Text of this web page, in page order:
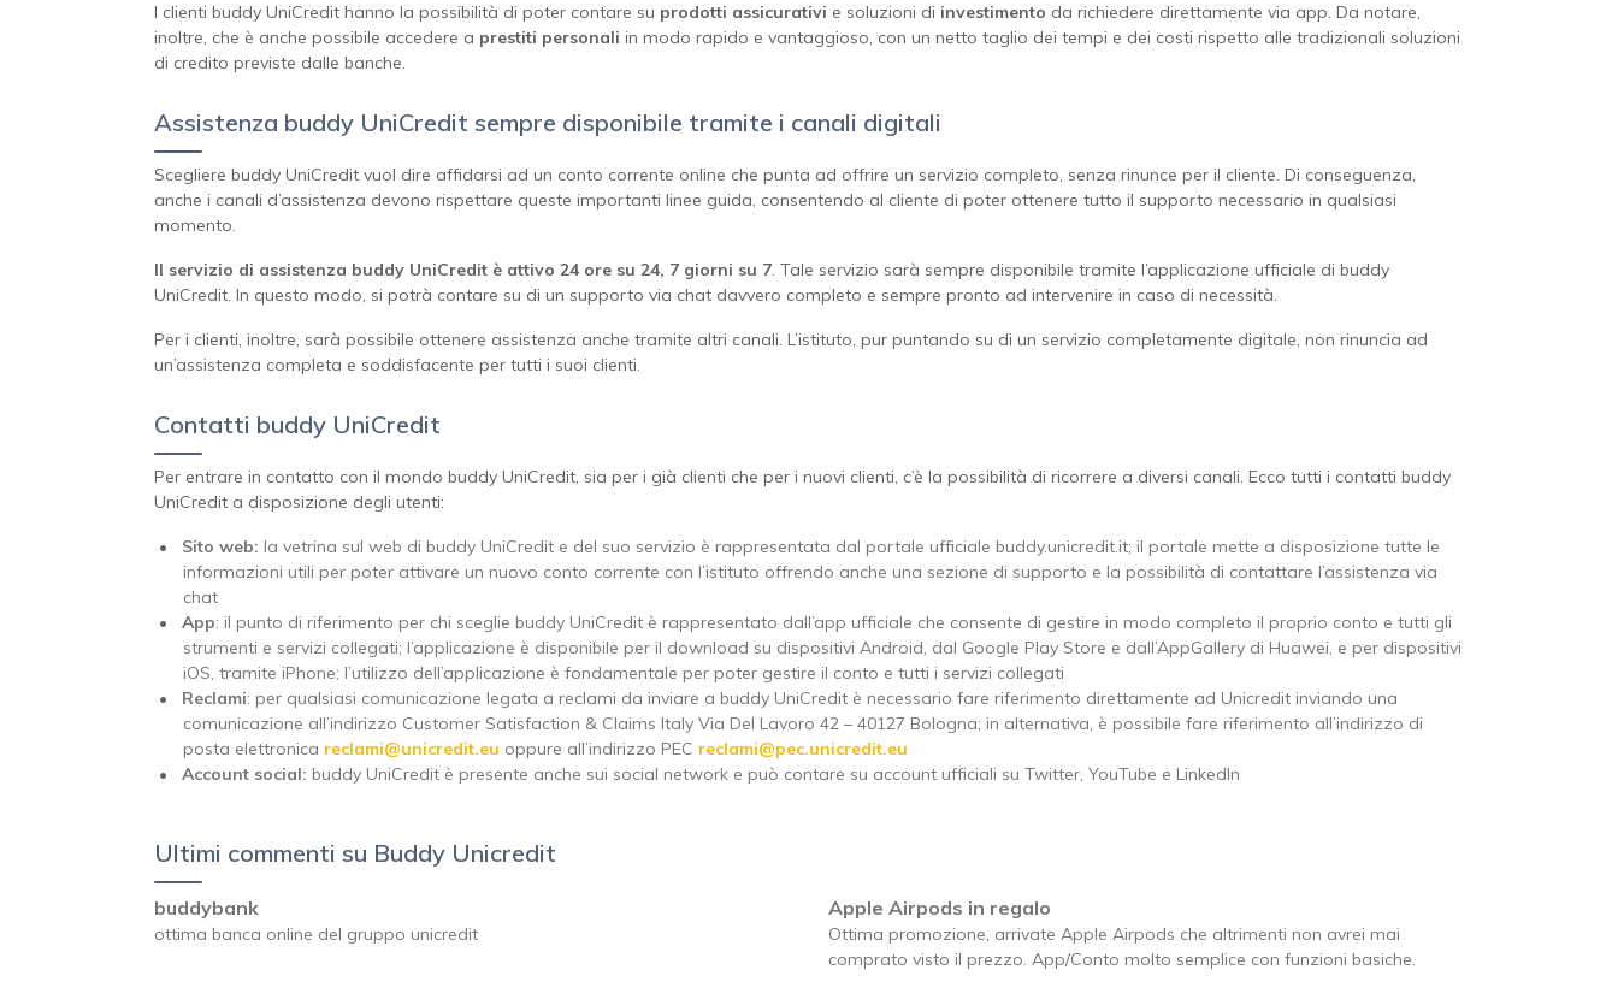
I clienti buddy UniCredit hanno la possibilità di poter contare su prodotti assicurativi e soluzioni di investimento da richiedere direttamente via app. Da notare,
inoltre, che è anche possibile accedere a prestiti personali in modo rapido e vantaggioso, con un netto taglio dei tempi e dei costi rispetto alle tradizionali soluzioni
di credito previste dalle banche.
Assistenza buddy UniCredit sempre disponibile tramite i canali digitali
Scegliere buddy UniCredit vuol dire affidarsi ad un conto corrente online che punta ad offrire un servizio completo, senza rinunce per il cliente. Di conseguenza,
anche i canali d’assistenza devono rispettare queste importanti linee guida, consentendo al cliente di poter ottenere tutto il supporto necessario in qualsiasi
momento.
Il servizio di assistenza buddy UniCredit è attivo 24 ore su 24, 7 giorni su 7. Tale servizio sarà sempre disponibile tramite l’applicazione ufficiale di buddy
UniCredit. In questo modo, si potrà contare su di un supporto via chat davvero completo e sempre pronto ad intervenire in caso di necessità.
Per i clienti, inoltre, sarà possibile ottenere assistenza anche tramite altri canali. L’istituto, pur puntando su di un servizio completamente digitale, non rinuncia ad
un’assistenza completa e soddisfacente per tutti i suoi clienti.
Contatti buddy UniCredit
Per entrare in contatto con il mondo buddy UniCredit, sia per i già clienti che per i nuovi clienti, c’è la possibilità di ricorrere a diversi canali. Ecco tutti i contatti buddy
UniCredit a disposizione degli utenti:
Sito web: la vetrina sul web di buddy UniCredit e del suo servizio è rappresentata dal portale ufficiale buddy.unicredit.it; il portale mette a disposizione tutte le
informazioni utili per poter attivare un nuovo conto corrente con l’istituto offrendo anche una sezione di supporto e la possibilità di contattare l’assistenza via
chat
App: il punto di riferimento per chi sceglie buddy UniCredit è rappresentato dall’app ufficiale che consente di gestire in modo completo il proprio conto e tutti gli
strumenti e servizi collegati; l’applicazione è disponibile per il download su dispositivi Android, dal Google Play Store e dall’AppGallery di Huawei, e per dispositivi
iOS, tramite iPhone; l’utilizzo dell’applicazione è fondamentale per poter gestire il conto e tutti i servizi collegati
Reclami: per qualsiasi comunicazione legata a reclami da inviare a buddy UniCredit è necessario fare riferimento direttamente ad Unicredit inviando una
comunicazione all’indirizzo Customer Satisfaction & Claims Italy Via Del Lavoro 42 – 40127 Bologna; in alternativa, è possibile fare riferimento all’indirizzo di
posta elettronica reclami@unicredit.eu oppure all’indirizzo PEC reclami@pec.unicredit.eu
Account social: buddy UniCredit è presente anche sui social network e può contare su account ufficiali su Twitter, YouTube e LinkedIn
Ultimi commenti su Buddy Unicredit
buddybank
ottima banca online del gruppo unicredit
Apple Airpods in regalo
Ottima promozione, arrivate Apple Airpods che altrimenti non avrei mai
comprato visto il prezzo. App/Conto molto semplice con funzioni basiche.